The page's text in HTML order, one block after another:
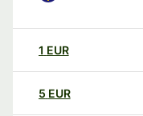
1 EUR
5 EUR